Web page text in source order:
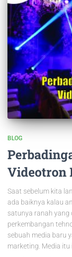
BLOG
Videotron
Saat sebelum kita
ada baiknya kalau
satunya ranah yang
perkembangan
sebuah media baru
marketing. Media itu